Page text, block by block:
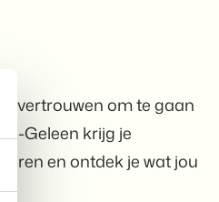
vertrouwen om te gaan
Geleen krijg je
en ontdek je wat jou